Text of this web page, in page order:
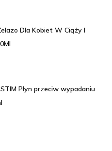
Dla Kobiet W Ciąży I
Płyn przeciw wypadaniu